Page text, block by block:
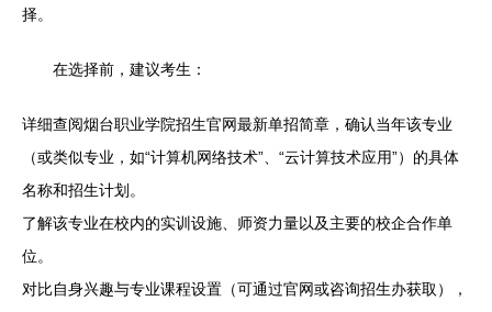
择。
在选择前，建议考生：
详细查阅烟台职业学院招生官网最新单招简章，确认当年该专业
（或类似专业，如“计算机网络技术”、“云计算技术应用”）的具体
名称和招生计划。
了解该专业在校内的实训设施、师资力量以及主要的校企合作单
位。
对比自身兴趣与专业课程设置（可通过官网或咨询招生办获取），